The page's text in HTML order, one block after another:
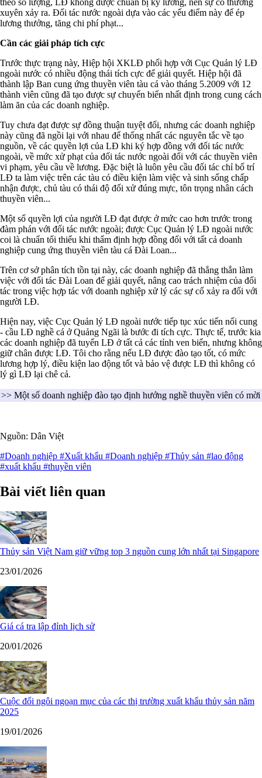
xuyên xảy ra. Đối tác nước ngoài dựa vào các yếu điểm này để ép
lương thưởng, tăng chi phí phạt...
Cần các giải pháp tích cực
Trước thực trạng này, Hiệp hội XKLĐ phối hợp với Cục Quản lý LĐ
ngoài nước có nhiều động thái tích cực để giải quyết. Hiệp hội đã
thành lập Ban cung ứng thuyền viên tàu cá vào tháng 5.2009 với 12
thành viên cũng đã tạo được sự chuyển biến nhất định trong cung cách
làm ăn của các doanh nghiệp.
Tuy chưa đạt được sự đồng thuận tuyệt đối, nhưng các doanh nghiệp
này cũng đã ngồi lại với nhau để thống nhất các nguyên tắc về tạo
nguồn, về các quyền lợi của LĐ khi ký hợp đồng với đối tác nước
ngoài, về mức xử phạt của đối tác nước ngoài đối với các thuyền viên
vi phạm, yêu cầu về lương. Đặc biệt là luôn yêu cầu đối tác chỉ bố trí
LĐ ta làm việc trên các tàu có điều kiện làm việc và sinh sống chấp
nhận được, chủ tàu có thái độ đối xử đúng mực, tôn trọng nhân cách
thuyền viên...
Một số quyền lợi của người LĐ đạt được ở mức cao hơn trước trong
đàm phán với đối tác nước ngoài; được Cục Quản lý LĐ ngoài nước
coi là chuẩn tối thiểu khi thẩm định hợp đồng đối với tất cả doanh
nghiệp cung ứng thuyền viên tàu cá Đài Loan...
Trên cơ sở phân tích tồn tại này, các doanh nghiệp đã thẳng thắn làm
việc với đối tác Đài Loan để giải quyết, nâng cao trách nhiệm của đối
tác trong việc hợp tác với doanh nghiệp xử lý các sự cố xảy ra đối với
người LĐ.
Hiện nay, việc Cục Quản lý LĐ ngoài nước tiếp tục xúc tiến nối cung
- cầu LĐ nghề cá ở Quảng Ngãi là bước đi tích cực. Thực tế, trước kia
các doanh nghiệp đã tuyển LĐ ở tất cả các tỉnh ven biển, nhưng không
giữ chân được LĐ. Tôi cho rằng nếu LĐ được đào tạo tốt, có mức
lương hợp lý, điều kiện lao động tốt và bảo vệ được LĐ thì không có
lý gì LĐ lại chê cả.
>> Một số doanh nghiệp đào tạo định hướng nghề thuyền viên có
Nguồn: Dân Việt
#Doanh nghiệp #Xuất khẩu #Doanh nghiệp #Thủy sản #lao động
#xuất khẩu #thuyền viên
Bài viết liên quan
Thủy sản Việt Nam giữ vững top 3 nguồn cung lớn nhất tại Singapore
23/01/2026
Giá cá tra lập đỉnh lịch sử
20/01/2026
Cuộc đổi ngôi ngoạn mục của các thị trường xuất khẩu thủy sản năm
2025
19/01/2026